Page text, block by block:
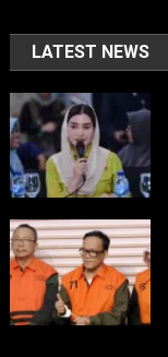
LATEST NEWS